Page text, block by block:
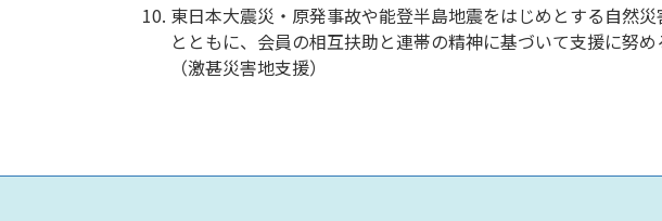
東日本大震災・原発事故や能登半島地震をはじめとする自然
とともに、会員の相互扶助と連帯の精神に基づいて支援に努め
（激甚災害地支援）